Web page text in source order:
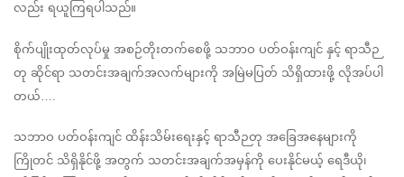
လည်း ရယူကြရပါသည်။
စိုက်ပျိုးထုတ်လုပ်မှု အစဉ်တိုးတက်စေဖို့ သဘာဝ ပတ်ဝန်းကျင် နှင့် ရာသီဉ
တု ဆိုင်ရာ သတင်းအချက်အလက်များကို အမြဲမပြတ် သိရှိထားဖို့ လိုအပ်ပါ
တယ်….
သဘာဝ ပတ်ဝန်းကျင် ထိန်းသိမ်းရေးနှင့် ရာသီဉတု အခြေအနေများကို
ကြိုတင် သိရှိနိုင်ဖို့ အတွက် သတင်းအချက်အမှန်ကို ပေးနိုင်မယ့် ရေဒီယို၊